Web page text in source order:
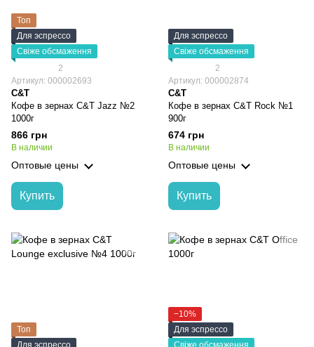
Топ
Для эспрессо
Свіже обсмаження
2
Артикул: 000002693
C&T
Кофе в зернах C&T Jazz №2
1000г
866 грн
В наличии
Оптовые цены
Купить
Для эспрессо
Свіже обсмаження
2
Артикул: 000002874
C&T
Кофе в зернах C&T Rock №1
900г
674 грн
В наличии
Оптовые цены
Купить
Топ
Для эспрессо
−10%
Для эспрессо
Свіже обсмаження